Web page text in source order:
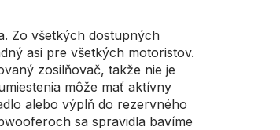
Zo všetkých dostupných
asi pre všetkých motoristov.
zosilňovač, takže nie je
môže mať aktívny
alebo výplň do rezervného
sa spravidla bavíme